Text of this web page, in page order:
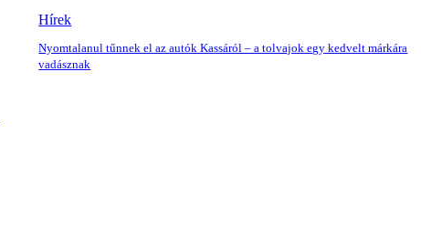
Hírek
Nyomtalanul tűnnek el az autók Kassáról – a tolvajok egy kedvelt márkára
vadásznak